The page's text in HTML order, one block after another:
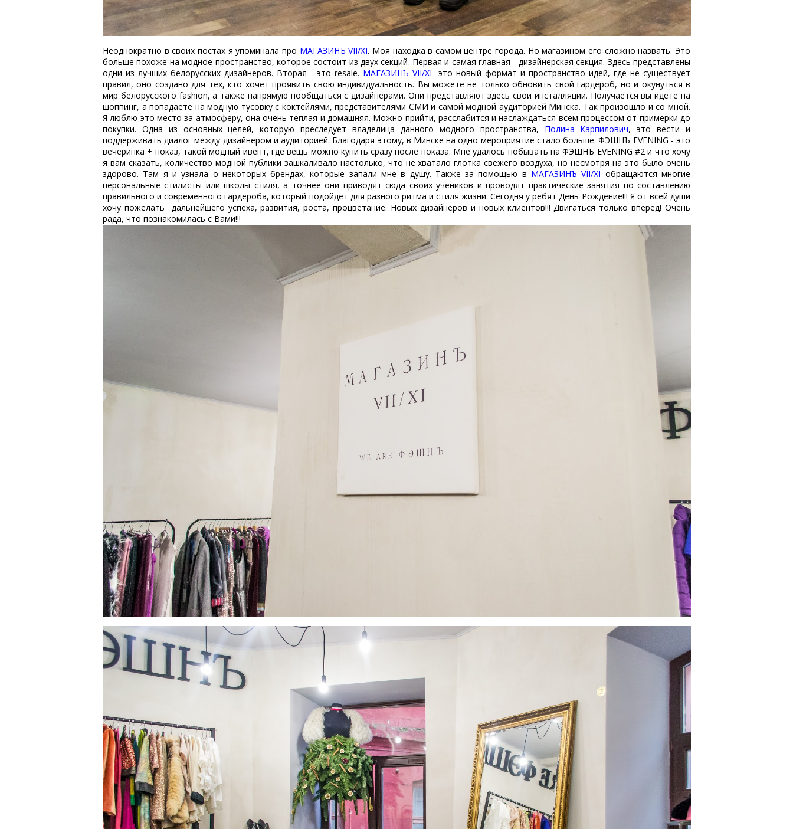
Неоднократно в своих постах я упоминала про МАГАЗИНЪ VII/XI. Моя находка в самом центре города. Но магазином его сложно назвать. Это
больше похоже на модное пространство, которое состоит из двух секций. Первая и самая главная - дизайнерская секция. Здесь представлены
одни из лучших белорусских дизайнеров. Вторая - это resale. МАГАЗИНЪ VII/XI- это новый формат и пространство идей, где не существует
правил, оно создано для тех, кто хочет проявить свою индивидуальность. Вы можете не только обновить свой гардероб, но и окунуться в
мир белорусского fashion, а также напрямую пообщаться с дизайнерами. Они представляют здесь свои инсталляции. Получается вы идете на
шоппинг, а попадаете на модную тусовку с коктейлями, представителями СМИ и самой модной аудиторией Минска. Так произошло и со мной.
Я люблю это место за атмосферу, она очень теплая и домашняя. Можно прийти, расслабится и наслаждаться всем процессом от примерки до
покупки. Одна из основных целей, которую преследует владелица данного модного пространства, Полина Карпилович, это вести и
поддерживать диалог между дизайнером и аудиторией. Благодаря этому, в Минске на одно мероприятие стало больше. ФЭШНЪ EVENING - это
вечеринка + показ, такой модный ивент, где вещь можно купить сразу после показа. Мне удалось побывать на ФЭШНЪ EVENING #2 и что хочу
я вам сказать, количество модной публики зашкаливало настолько, что не хватало глотка свежего воздуха, но несмотря на это было очень
здорово. Там я и узнала о некоторых брендах, которые запали мне в душу. Также за помощью в МАГАЗИНЪ VII/XI обращаются многие
персональные стилисты или школы стиля, а точнее они приводят сюда своих учеников и проводят практические занятия по составлению
правильного и современного гардероба, который подойдет для разного ритма и стиля жизни. Сегодня у ребят День Рождение!!! Я от всей души
хочу пожелать дальнейшего успеха, развития, роста, процветание. Новых дизайнеров и новых клиентов!!! Двигаться только вперед! Очень
рада, что познакомилась с Вами!!!